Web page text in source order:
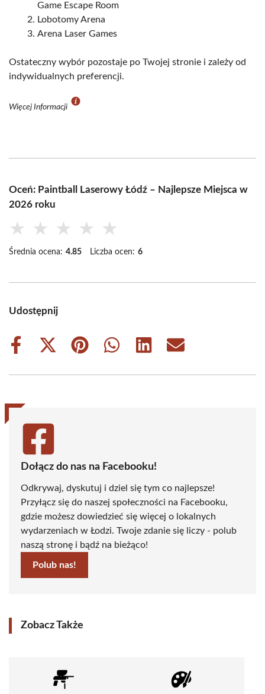
Game Escape Room
Lobotomy Arena
Arena Laser Games
Ostateczny wybór pozostaje po Twojej stronie i zależy od
indywidualnych preferencji.
Więcej Informacji
Oceń: Paintball Laserowy Łódź – Najlepsze Miejsca w
2026 roku
★ ★ ★ ★ ★
Średnia ocena: 4.85 Liczba ocen: 6
Udostępnij
Share
Share
(Twitter)
Share
Share
Share
Share
Dołącz do nas na Facebooku!
Odkrywaj, dyskutuj i dziel się tym co najlepsze!
Przyłącz się do naszej społeczności na Facebooku,
gdzie możesz dowiedzieć się więcej o lokalnych
wydarzeniach w Łodzi. Twoje zdanie się liczy - polub
naszą stronę i bądź na bieżąco!
Polub nas!
Zobacz Także